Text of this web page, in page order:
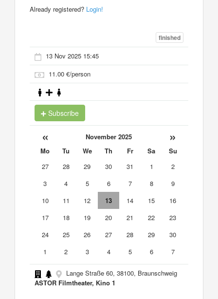
Already registered? Login!
finished
13 Nov 2025 15:45
11.00 €/person
Subscribe
« November 2025 »
Mo Tu We Th Fr Sa
Su
27
28 29 30 31 1
2
3
4 5 6 7 8
9
10
11 12 13 14 15
16
17
18 19 20 21 22
23
24
25 26 27 28 29
30
1
2 3 4 5 6 7
Lange Straße 60, 38100, Braunschweig
ASTOR Filmtheater, Kino 1